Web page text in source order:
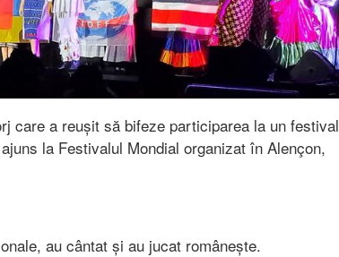
care a reușit să bifeze participarea la un festival
la Festivalul Mondial organizat în Alençon,
au cântat și au jucat românește.